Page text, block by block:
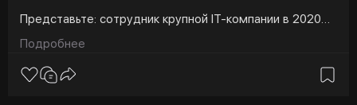
Представьте: сотрудник крупной IT-компании в 2020
году убеждает свою маму вложить деньги в акции
родного VK по 2000 рублей за штуку. Вместо
обещанного «надёжного вложения» — через
несколько лет на экране минус 90% и цена около 194
Подробнее